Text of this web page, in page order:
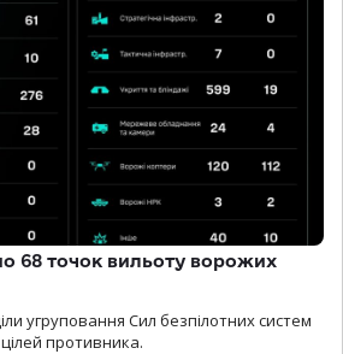
68 точок вильоту ворожих
угруповання Сил безпілотних систем
противника.